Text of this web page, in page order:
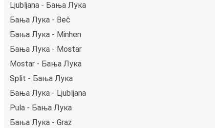
Ljubljana - Бања Лука
Бања Лука - Beč
Бања Лука - Minhen
Бања Лука - Mostar
Mostar - Бања Лука
Split - Бања Лука
Бања Лука - Ljubljana
Pula - Бања Лука
Бања Лука - Graz